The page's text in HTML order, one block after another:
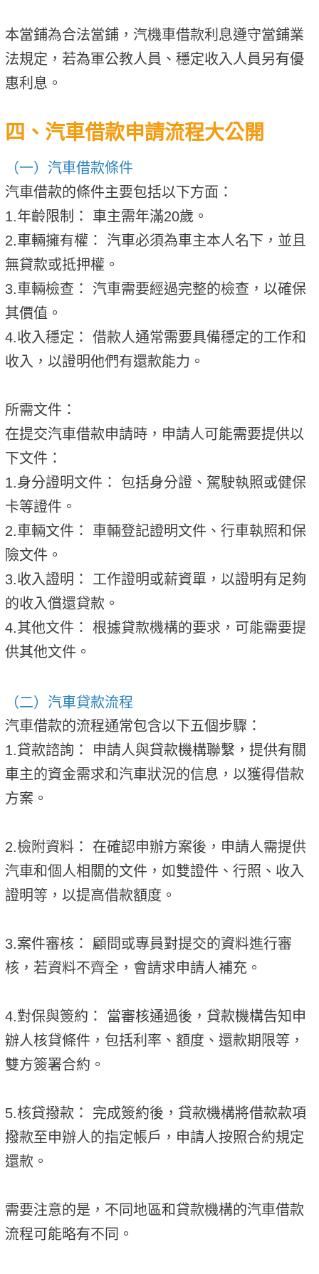
本當鋪為合法當鋪，汽機車借款利息遵守當鋪業
法規定，若為軍公教人員、穩定收入人員另有優
惠利息。
四、汽車借款申請流程大公開
（一）汽車借款條件
汽車借款的條件主要包括以下方面：
1.年齡限制： 車主需年滿20歲。
2.車輛擁有權： 汽車必須為車主本人名下，並且
無貸款或抵押權。
3.車輛檢查： 汽車需要經過完整的檢查，以確保
其價值。
4.收入穩定： 借款人通常需要具備穩定的工作和
收入，以證明他們有還款能力。
所需文件：
在提交汽車借款申請時，申請人可能需要提供以
下文件：
1.身分證明文件： 包括身分證、駕駛執照或健保
卡等證件。
2.車輛文件： 車輛登記證明文件、行車執照和保
險文件。
3.收入證明： 工作證明或薪資單，以證明有足夠
的收入償還貸款。
4.其他文件： 根據貸款機構的要求，可能需要提
供其他文件。
（二）汽車貸款流程
汽車借款的流程通常包含以下五個步驟：
1.貸款諮詢： 申請人與貸款機構聯繫，提供有關
車主的資金需求和汽車狀況的信息，以獲得借款
方案。
2.檢附資料： 在確認申辦方案後，申請人需提供
汽車和個人相關的文件，如雙證件、行照、收入
證明等，以提高借款額度。
3.案件審核： 顧問或專員對提交的資料進行審
核，若資料不齊全，會請求申請人補充。
4.對保與簽約： 當審核通過後，貸款機構告知申
辦人核貸條件，包括利率、額度、還款期限等，
雙方簽署合約。
5.核貸撥款： 完成簽約後，貸款機構將借款款項
撥款至申辦人的指定帳戶，申請人按照合約規定
還款。
需要注意的是，不同地區和貸款機構的汽車借款
流程可能略有不同。